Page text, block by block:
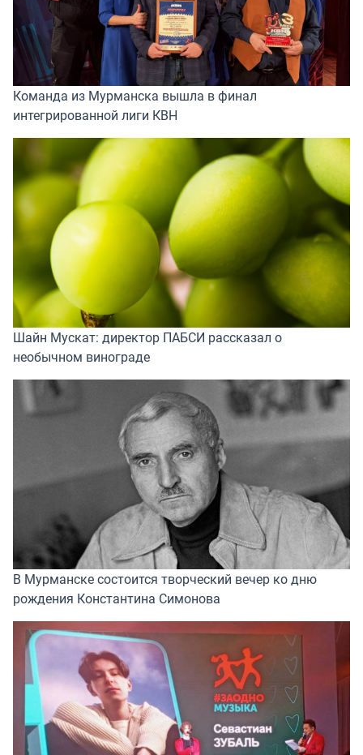
Команда из Мурманска вышла в финал
интегрированной лиги КВН
Шайн Мускат: директор ПАБСИ рассказал о
необычном винограде
В Мурманске состоится творческий вечер ко дню
рождения Константина Симонова